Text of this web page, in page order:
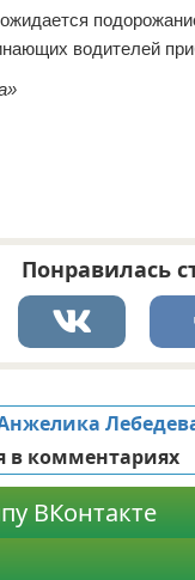
водителей
Понравилась
комментариях
ВКонтакте